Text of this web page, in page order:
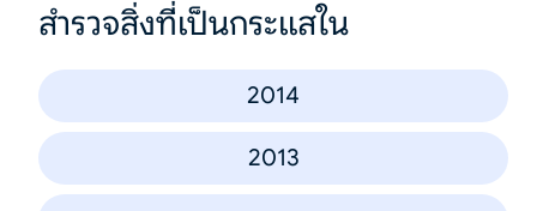
สำรวจสิ่งที่เป็นกระแสใน
2014
2013